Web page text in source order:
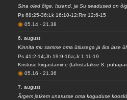
Sina oled õige, Issand, ja Su seadused on
Ps 68:25-36;Lk 16:10-12;Rm 12:6-15
05.14-21.38
6. august
Kinnita mu samme oma ütlusega ja ära lase
Ps 41:2-14;Jh 19:9-16a;Jr 1:11-19
Kristuse kirgastamine (tähistatakse 8.
05.16-21.36
7. august
Ärgem jätkem unarusse oma koguduse